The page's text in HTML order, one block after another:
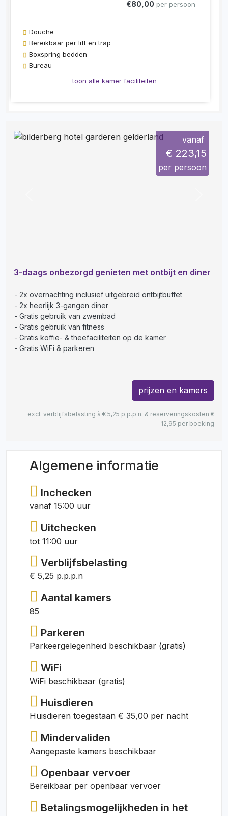
€80,00 per persoon
Douche
Bereikbaar per lift en trap
Boxspring bedden
Bureau
toon alle kamer faciliteiten
vanaf
€ 223,15
per persoon
3-daags onbezorgd genieten met ontbijt en diner
2x overnachting inclusief uitgebreid ontbijtbuffet
2x heerlijk 3-gangen diner
Gratis gebruik van zwembad
Gratis gebruik van fitness
Gratis koffie- & theefaciliteiten op de kamer
Gratis WiFi & parkeren
prijzen en kamers
excl. verblijfsbelasting à € 5,25 p.p.p.n. & reserveringskosten €
12,95 per boeking
Algemene informatie
Inchecken
vanaf 15:00 uur
Uitchecken
tot 11:00 uur
Verblijfsbelasting
€ 5,25 p.p.p.n
Aantal kamers
85
Parkeren
Parkeergelegenheid beschikbaar (gratis)
WiFi
WiFi beschikbaar (gratis)
Huisdieren
Huisdieren toegestaan € 35,00 per nacht
Mindervaliden
Aangepaste kamers beschikbaar
Openbaar vervoer
Bereikbaar per openbaar vervoer
Betalingsmogelijkheden in het